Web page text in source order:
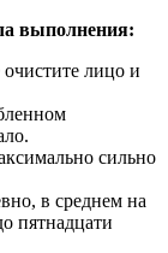
выполнения:
лицо и
сильно
в среднем на
пятнадцати